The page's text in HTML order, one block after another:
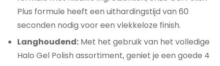
Plus formule heeft een uithardingstijd van 60
seconden nodig voor een vlekkeloze finish.
Langhoudend: Met het gebruik van het volledige
Halo Gel Polish assortiment, geniet je een goede 4